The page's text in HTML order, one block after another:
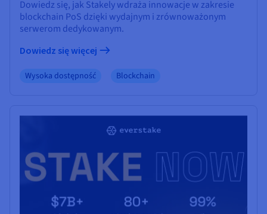
Dowiedz się, jak Stakely wdraża innowacje w zakresie
blockchain PoS dzięki wydajnym i zrównoważonym
serwerom dedykowanym.
Dowiedz się więcej
Wysoka dostępność Blockchain